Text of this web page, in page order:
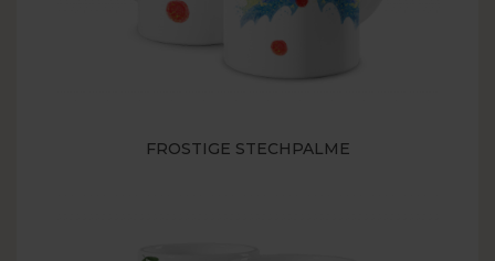
FROSTIGE STECHPALME